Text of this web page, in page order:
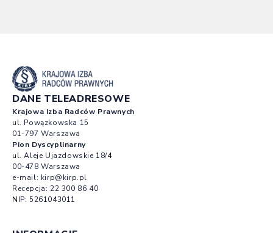
DANE TELEADRESOWE
Krajowa Izba Radców Prawnych
ul. Powązkowska 15
01-797 Warszawa
Pion Dyscyplinarny
ul. Aleje Ujazdowskie 18/4
00-478 Warszawa
e-mail: kirp@kirp.pl
Recepcja: 22 300 86 40
NIP: 5261043011